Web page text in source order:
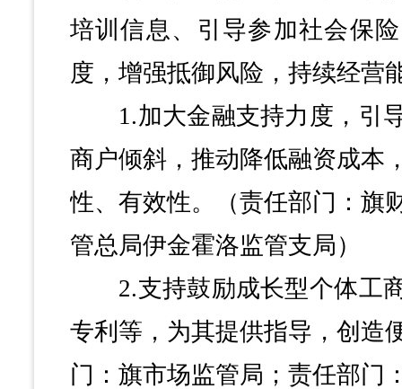
培训信息、引导参加社会保
度，增强抵御风险，持续经营
1.加大金融支持力度，引
商户倾斜，推动降低融资成本
性、有效性。（责任部门：旗
管总局伊金霍洛监管支局）
2.支持鼓励成长型个体工
专利等，为其提供指导，创造
门：旗市场监管局；责任部门